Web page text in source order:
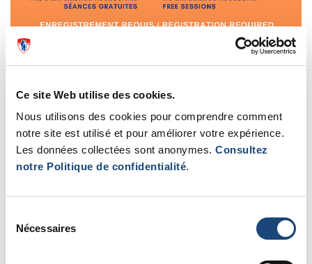
Ce site Web utilise des cookies.
Nous utilisons des cookies pour comprendre comment
notre site est utilisé et pour améliorer votre expérience.
Les données collectées sont anonymes. Consultez
notre Politique de confidentialité.
Nécessaires
Pour personnes ayant reçu un diagnostic de cancer -
Au Centre du cancer des Cèdres
rola.mouchantaf@muhc.mcgill.ca